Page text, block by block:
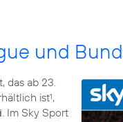
und
das ab 23.
ist1,
. Im Sky Sport